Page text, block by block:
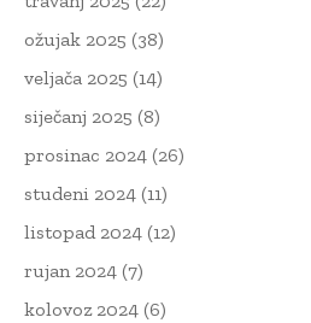
ožujak 2025 (38)
veljača 2025 (14)
siječanj 2025 (8)
prosinac 2024 (26)
studeni 2024 (11)
listopad 2024 (12)
rujan 2024 (7)
kolovoz 2024 (6)